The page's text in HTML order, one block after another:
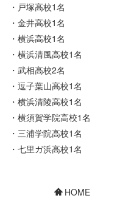
・戸塚高校1名
・金井高校1名
・横浜高校1名
・横浜清風高校1名
・武相高校2名
・逗子葉山高校1名
・横浜清陵高校1名
・横須賀学院高校1名
・三浦学院高校1名
・七里ガ浜高校1名
HOME